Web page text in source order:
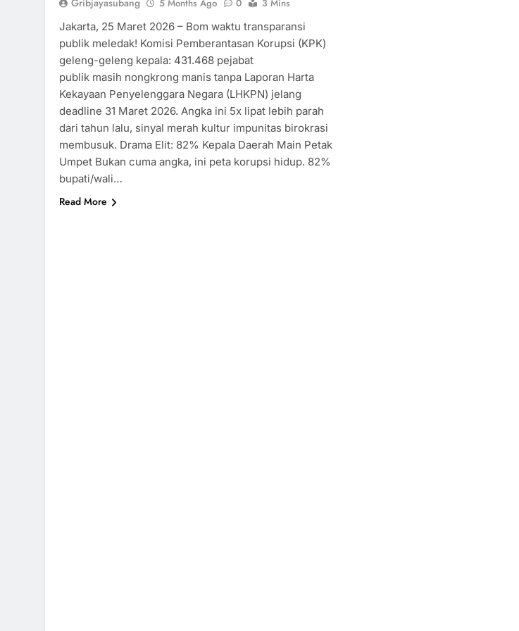
Gribjayasubang 5 Months Ago 0
3 Mins
Jakarta, 25 Maret 2026 – Bom waktu transparansi
publik meledak! Komisi Pemberantasan Korupsi (KPK)
geleng-geleng kepala: 431.468 pejabat
publik masih nongkrong manis tanpa Laporan Harta
Kekayaan Penyelenggara Negara (LHKPN) jelang
deadline 31 Maret 2026. Angka ini 5x lipat lebih parah
dari tahun lalu, sinyal merah kultur impunitas birokrasi
membusuk. Drama Elit: 82% Kepala Daerah Main Petak
Umpet Bukan cuma angka, ini peta korupsi hidup. 82%
bupati/wali…
Read More